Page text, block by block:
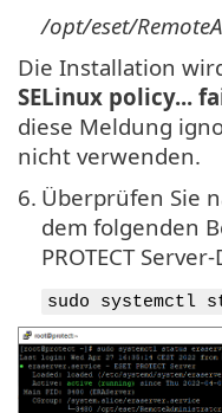
/opt/eset/
Die Installation
SELinux policy...
diese Meldung
nicht verwenden.
6. Überprüfen Sie
dem folgenden
PROTECT
sudo systemctl